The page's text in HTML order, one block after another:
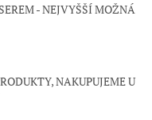
- NEJVYŠŠÍ MOŽNÁ
NAKUPUJEME U